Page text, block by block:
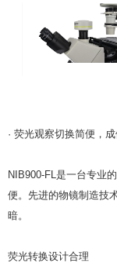
· 荧光观察切换简便，
NIB900-FL是一台专业
便。先进的物镜制造技
暗。
荧光转换设计合理